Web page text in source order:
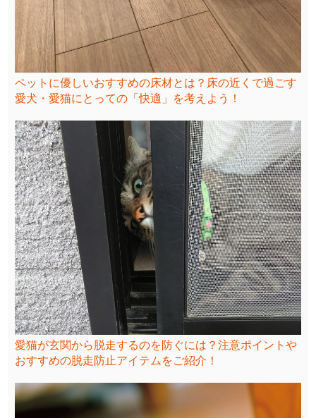
ペットに優しいおすすめの床材とは？床の近くで過ごす
愛犬・愛猫にとっての「快適」を考えよう！
愛猫が玄関から脱走するのを防ぐには？注意ポイントや
おすすめの脱走防止アイテムをご紹介！